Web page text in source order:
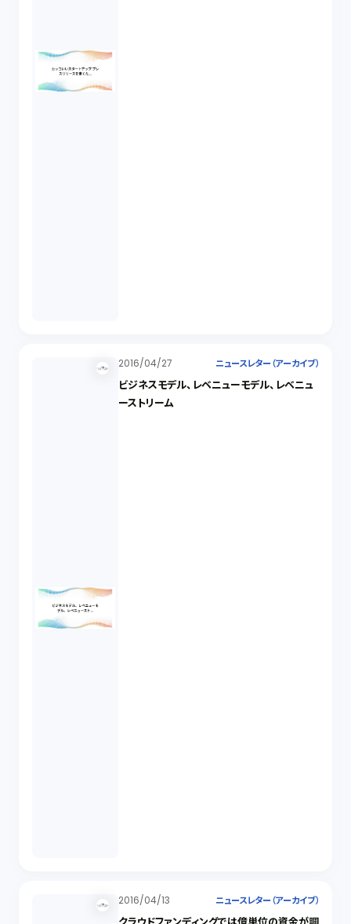
2016/04/27 ニュースレター（アーカイブ）
ビジネスモデル、レベニューモデル、レベニュ
ーストリーム
2016/04/13 ニュースレター（アーカイブ）